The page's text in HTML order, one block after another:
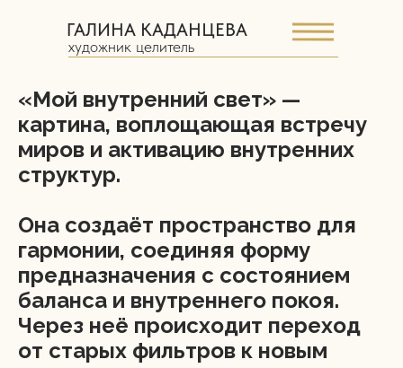
ГАЛИНА КАДАНЦЕВА
художник целитель
«Мой внутренний свет» —
картина, воплощающая встречу
миров и активацию внутренних
структур.
Она создаёт пространство для
гармонии, соединяя форму
предназначения с состоянием
баланса и внутреннего покоя.
Через неё происходит переход
от старых фильтров к новым